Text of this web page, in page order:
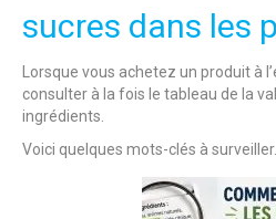
sucres dans les
Lorsque vous achetez un produit à
consulter à la fois le tableau de la
ingrédients.
Voici quelques mots-clés à surveiller.